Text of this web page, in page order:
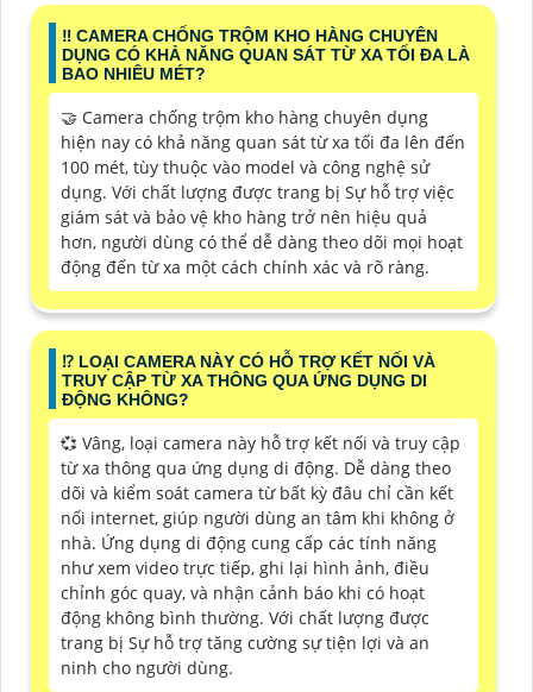
‼️ CAMERA CHỐNG TRỘM KHO HÀNG CHUYÊN
DỤNG CÓ KHẢ NĂNG QUAN SÁT TỪ XA TỐI ĐA LÀ
BAO NHIÊU MÉT?
🤝 Camera chống trộm kho hàng chuyên dụng
hiện nay có khả năng quan sát từ xa tối đa lên đến
100 mét, tùy thuộc vào model và công nghệ sử
dụng. Với chất lượng được trang bị Sự hỗ trợ việc
giám sát và bảo vệ kho hàng trở nên hiệu quả
hơn, người dùng có thể dễ dàng theo dõi mọi hoạt
động đến từ xa một cách chính xác và rõ ràng.
⁉️ LOẠI CAMERA NÀY CÓ HỖ TRỢ KẾT NỐI VÀ
TRUY CẬP TỪ XA THÔNG QUA ỨNG DỤNG DI
ĐỘNG KHÔNG?
💞 Vâng, loại camera này hỗ trợ kết nối và truy cập
từ xa thông qua ứng dụng di động. Dễ dàng theo
dõi và kiểm soát camera từ bất kỳ đâu chỉ cần kết
nối internet, giúp người dùng an tâm khi không ở
nhà. Ứng dụng di động cung cấp các tính năng
như xem video trực tiếp, ghi lại hình ảnh, điều
chỉnh góc quay, và nhận cảnh báo khi có hoạt
động không bình thường. Với chất lượng được
trang bị Sự hỗ trợ tăng cường sự tiện lợi và an
ninh cho người dùng.